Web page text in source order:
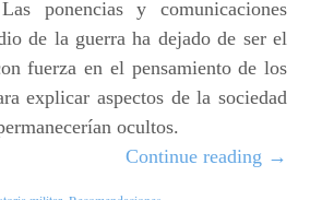
ponencias y comunicaciones
de la guerra ha dejado de ser el
fuerza en el pensamiento de los
explicar aspectos de la sociedad
ocultos.
Continue reading →